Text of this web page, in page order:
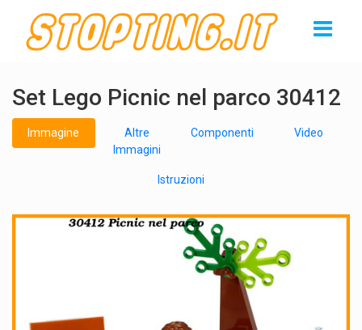
Set Lego Picnic nel parco 30412
Immagine
Altre
Immagini
Componenti Video
Istruzioni